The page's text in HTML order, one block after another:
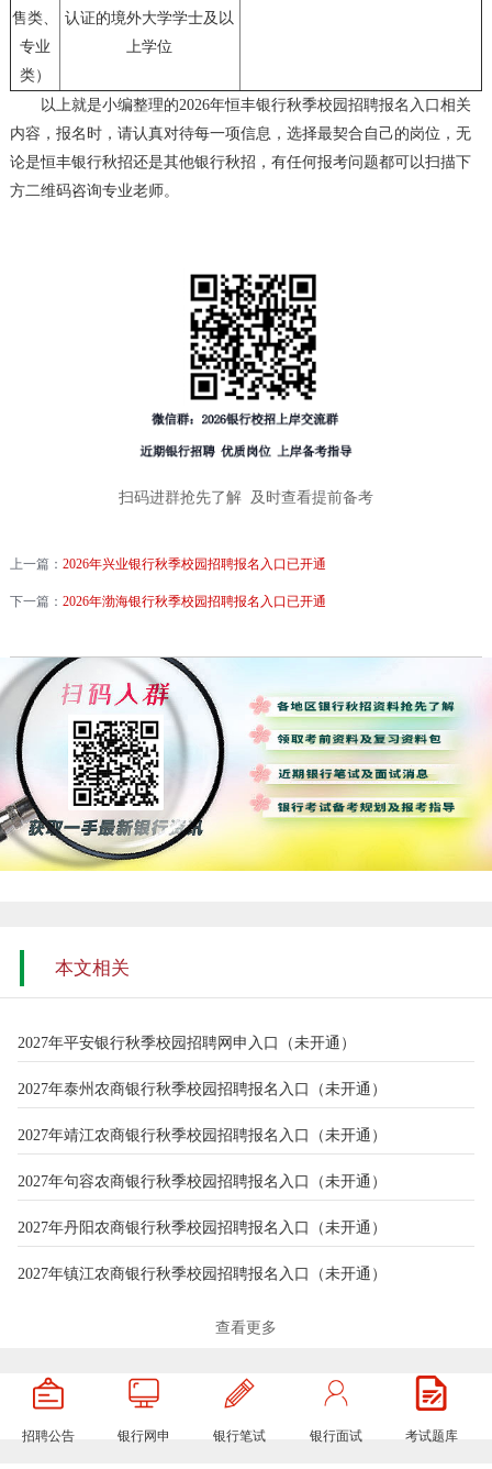
售类、
专业
类）
认证的境外大学学士及以
上学位
以上就是小编整理的2026年恒丰银行秋季校园招聘报名入口相关
内容，报名时，请认真对待每一项信息，选择最契合自己的岗位，无
论是恒丰银行秋招还是其他银行秋招，有任何报考问题都可以扫描下
方二维码咨询专业老师。
扫码进群抢先了解 及时查看提前备考
上一篇： 2026年兴业银行秋季校园招聘报名入口已开通
下一篇： 2026年渤海银行秋季校园招聘报名入口已开通
本文相关
2027年平安银行秋季校园招聘网申入口（未开通）
2027年泰州农商银行秋季校园招聘报名入口（未开通）
2027年靖江农商银行秋季校园招聘报名入口（未开通）
2027年句容农商银行秋季校园招聘报名入口（未开通）
2027年丹阳农商银行秋季校园招聘报名入口（未开通）
2027年镇江农商银行秋季校园招聘报名入口（未开通）
2027年兴业银行秋季校园招聘网申入口（未开通）
2027年高邮农商银行秋季校园招聘报名入口（未开通）
查看更多
招聘公告 银行网申 银行笔试 银行面试 考试题库